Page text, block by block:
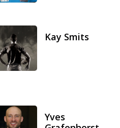
Kay Smits
Yves